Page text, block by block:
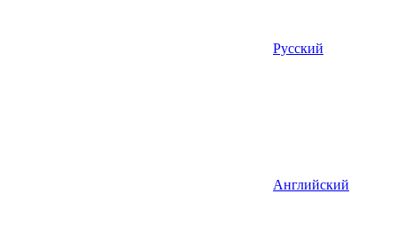
Русский
Английский